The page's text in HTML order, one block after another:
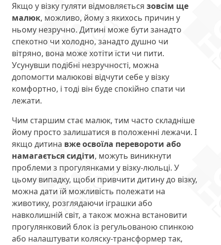
Якщо у візку гуляти відмовляється зовсім ще
малюк, можливо, йому з якихось причин у
ньому незручно. Дитині може бути занадто
спекотно чи холодно, занадто душно чи
вітряно, вона може хотіти їсти чи пити.
Усунувши подібні незручності, можна
допомогти малюкові відчути себе у візку
комфортно, і тоді він буде спокійно спати чи
лежати.
Чим старшим стає малюк, тим часто складніше
йому просто залишатися в положенні лежачи. І
якщо дитина вже освоїла перевороти або
намагається сидіти, можуть виникнути
проблеми з прогулянками у візку-люльці. У
цьому випадку, щоби привчити дитину до візку,
можна дати їй можливість полежати на
животику, розглядаючи іграшки або
навколишній світ, а також можна встановити
прогулянковий блок із регульованою спинкою
або налаштувати коляску-трансформер так,